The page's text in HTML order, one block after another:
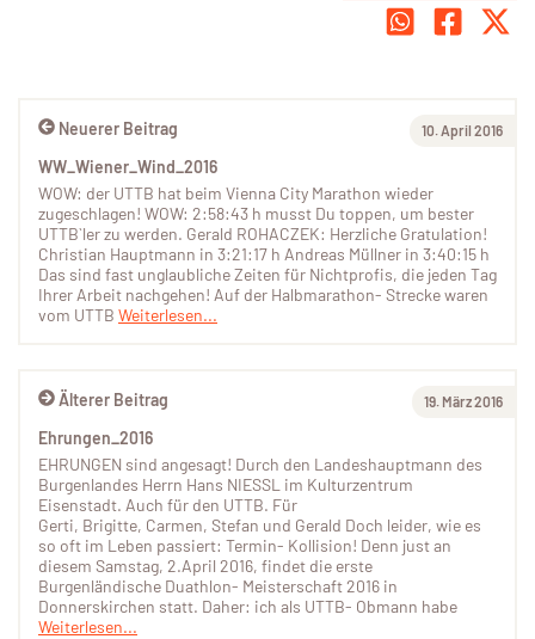
Älterer Beitrag 19. März 2016
Ehrungen_2016
EHRUNGEN sind angesagt! Durch den Landeshauptmann des
Burgenlandes Herrn Hans NIESSL im Kulturzentrum
Eisenstadt. Auch für den UTTB. Für
Gerti, Brigitte, Carmen, Stefan und Gerald Doch leider, wie es
so oft im Leben passiert: Termin- Kollision! Denn just an
diesem Samstag, 2.April 2016, findet die erste
Burgenländische Duathlon- Meisterschaft 2016 in
Donnerskirchen statt. Daher: ich als UTTB- Obmann habe
Weiterlesen...
Neuerer Beitrag 10. April 2016
WW_Wiener_Wind_2016
WOW: der UTTB hat beim Vienna City Marathon wieder
zugeschlagen! WOW: 2:58:43 h musst Du toppen, um bester
UTTB`ler zu werden. Gerald ROHACZEK: Herzliche Gratulation!
Christian Hauptmann in 3:21:17 h Andreas Müllner in 3:40:15 h
Das sind fast unglaubliche Zeiten für Nichtprofis, die jeden Tag
Ihrer Arbeit nachgehen! Auf der Halbmarathon- Strecke waren
vom UTTB Weiterlesen...